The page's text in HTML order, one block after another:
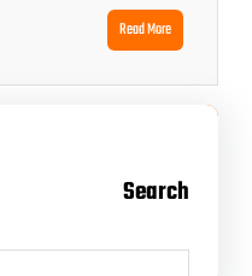
Read More
Search